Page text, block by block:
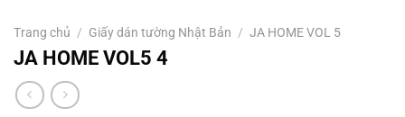
Trang chủ / Giấy dán tường Nhật Bản / JA HOME VOL 5
JA HOME VOL5 4